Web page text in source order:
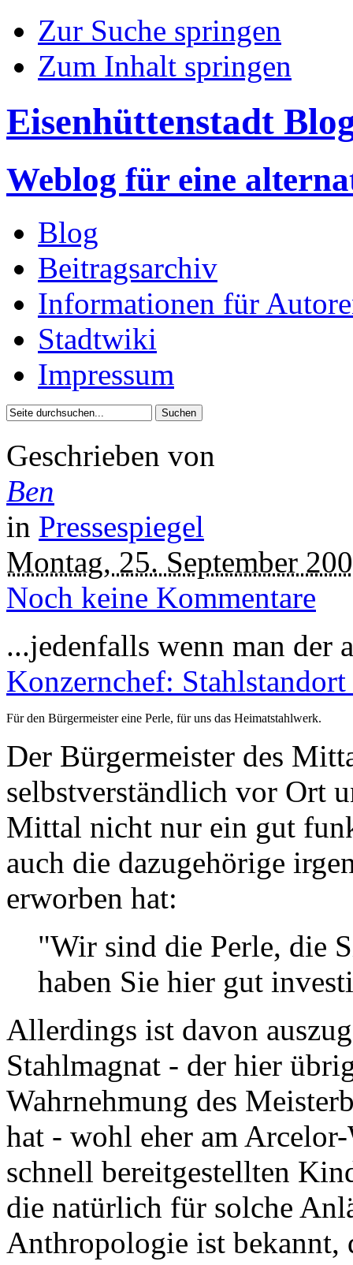
Zur Suche springen
Zum Inhalt springen
Eisenhüttenstadt
Weblog für eine
Blog
Beitragsarchiv
Informationen für
Stadtwiki
Impressum
Geschrieben von
Ben
in Pressespiegel
Montag, 25. September
Noch keine Kommentare
...jedenfalls wenn man
Konzernchef:
Für den Bürgermeister eine Perle, für uns das Heimatstahlwerk.
Der Bürgermeister des
selbstverständlich vor Ort
Mittal nicht nur ein gut
auch die dazugehörige
erworben hat:
"Wir sind die Perle, die
haben Sie hier gut
Allerdings ist davon
Stahlmagnat - der hier
Wahrnehmung des
hat - wohl eher am
schnell bereitgestellten
die natürlich für solche
Anthropologie ist bekannt,